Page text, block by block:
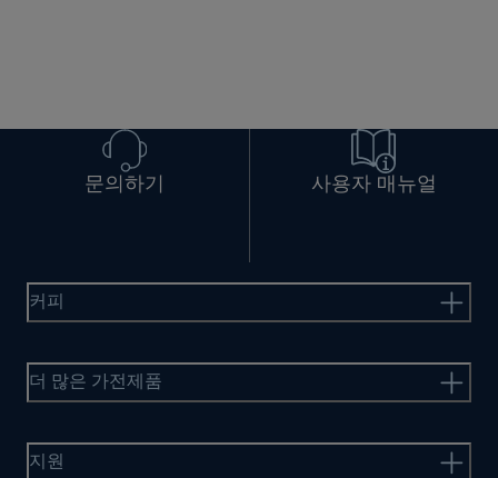
문의하기 사용자 매뉴얼
커피
더 많은 가전제품
지원